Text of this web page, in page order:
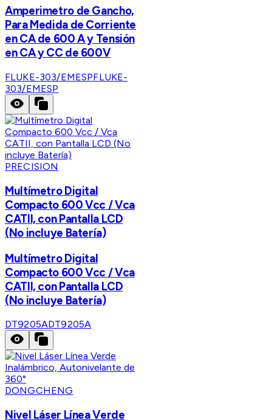
Amperimetro de Gancho,
Para Medida de Corriente
en CA de 600 A y Tensión
en CA y CC de 600V
FLUKE-303/EMESPFLUKE-
303/EMESP
PRECISION
Multímetro Digital
Compacto 600 Vcc / Vca
CATII, con Pantalla LCD
(No incluye Batería)
Multímetro Digital
Compacto 600 Vcc / Vca
CATII, con Pantalla LCD
(No incluye Batería)
DT9205ADT9205A
DONGCHENG
Nivel Láser Línea Verde